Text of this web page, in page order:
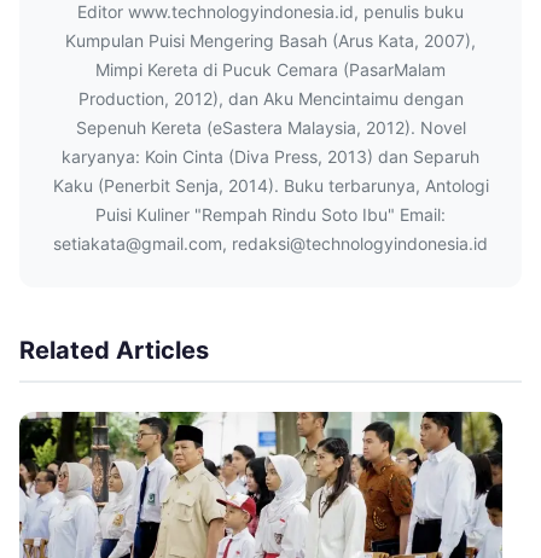
Editor www.technologyindonesia.id, penulis buku
Kumpulan Puisi Mengering Basah (Arus Kata, 2007),
Mimpi Kereta di Pucuk Cemara (PasarMalam
Production, 2012), dan Aku Mencintaimu dengan
Sepenuh Kereta (eSastera Malaysia, 2012). Novel
karyanya: Koin Cinta (Diva Press, 2013) dan Separuh
Kaku (Penerbit Senja, 2014). Buku terbarunya, Antologi
Puisi Kuliner "Rempah Rindu Soto Ibu" Email:
setiakata@gmail.com, redaksi@technologyindonesia.id
Related Articles